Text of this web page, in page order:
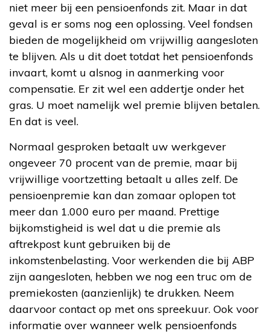
niet meer bij een pensioenfonds zit. Maar in dat
geval is er soms nog een oplossing. Veel fondsen
bieden de mogelijkheid om vrijwillig aangesloten
te blijven. Als u dit doet totdat het pensioenfonds
invaart, komt u alsnog in aanmerking voor
compensatie. Er zit wel een addertje onder het
gras. U moet namelijk wel premie blijven betalen.
En dat is veel.
Normaal gesproken betaalt uw werkgever
ongeveer 70 procent van de premie, maar bij
vrijwillige voortzetting betaalt u alles zelf. De
pensioenpremie kan dan zomaar oplopen tot
meer dan 1.000 euro per maand. Prettige
bijkomstigheid is wel dat u die premie als
aftrekpost kunt gebruiken bij de
inkomstenbelasting. Voor werkenden die bij ABP
zijn aangesloten, hebben we nog een truc om de
premiekosten (aanzienlijk) te drukken. Neem
daarvoor contact op met ons spreekuur. Ook voor
informatie over wanneer welk pensioenfonds